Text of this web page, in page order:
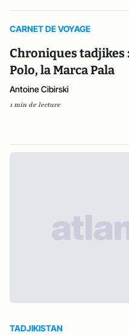
CARNET DE VOYAGE
Chroniques tadjikes
Polo, la Marca Pala
Antoine Cibirski
1 min de lecture
TADJIKISTAN